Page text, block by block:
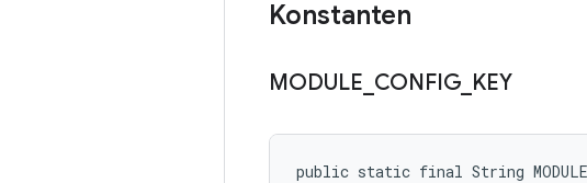
Konstanten
MODULE CONFIG KEY
public static final String